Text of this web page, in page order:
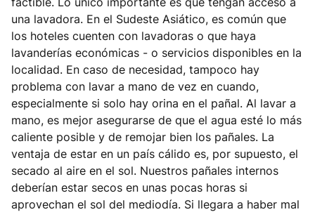
una lavadora. En el Sudeste Asiático, es común que
los hoteles cuenten con lavadoras o que haya
lavanderías económicas - o servicios disponibles en la
localidad. En caso de necesidad, tampoco hay
problema con lavar a mano de vez en cuando,
especialmente si solo hay orina en el pañal. Al lavar a
mano, es mejor asegurarse de que el agua esté lo más
caliente posible y de remojar bien los pañales. La
ventaja de estar en un país cálido es, por supuesto, el
secado al aire en el sol. Nuestros pañales internos
deberían estar secos en unas pocas horas si
aprovechan el sol del mediodía. Si llegara a haber mal